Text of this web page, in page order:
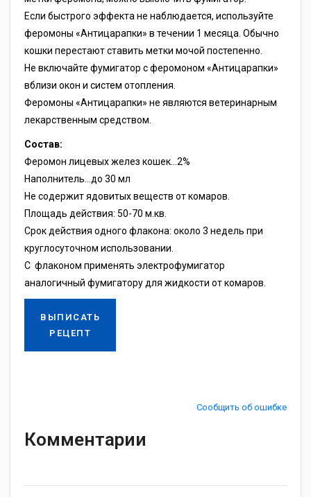
Если быстрого эффекта не наблюдается, используйте
феромоны «Антицарапки» в течении 1 месяца. Обычно
кошки перестают ставить метки мочой постепенно.
Не включайте фумигатор с феромоном «Антицарапки»
вблизи окон и систем отопления.
Феромоны «Антицарапки» не являются ветеринарным
лекарственным средством.
Состав:
Феромон лицевых желез кошек…2%
Наполнитель…до 30 мл
Не содержит ядовитых веществ от комаров.
Площадь действия: 50-70 м.кв.
Срок действия одного флакона: около 3 недель при
круглосуточном использовании.
С флаконом применять электрофумигатор
аналогичный фумигатору для жидкости от комаров.
ВЫПИСАТЬ
РЕЦЕПТ
Сообщить об ошибке
Комментарии